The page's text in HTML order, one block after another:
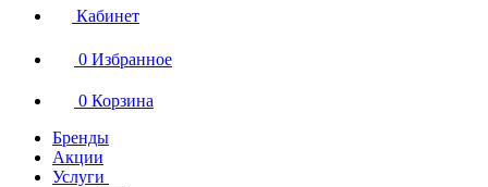
Кабинет
0 Избранное
0 Корзина
Бренды
Акции
Услуги